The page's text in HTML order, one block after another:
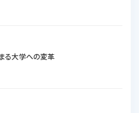
る大学への変革